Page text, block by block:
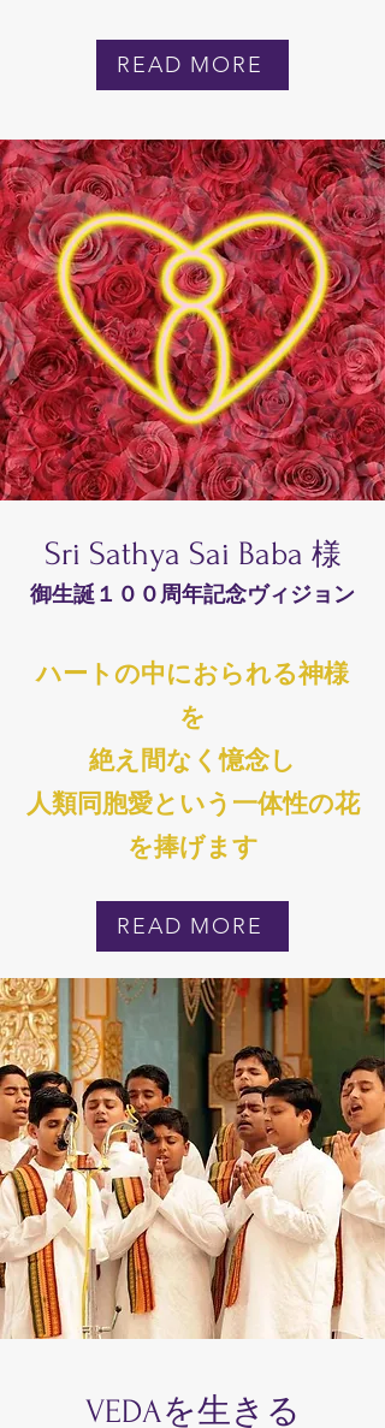
READ MORE
Sri Sathya Sai Baba 様
​御生誕１００周年記念ヴィジョン
ハートの中におられる神様
を
絶え間なく憶念し
人類同胞愛という一体性の花
を捧げます
READ MORE
VEDAを生きる